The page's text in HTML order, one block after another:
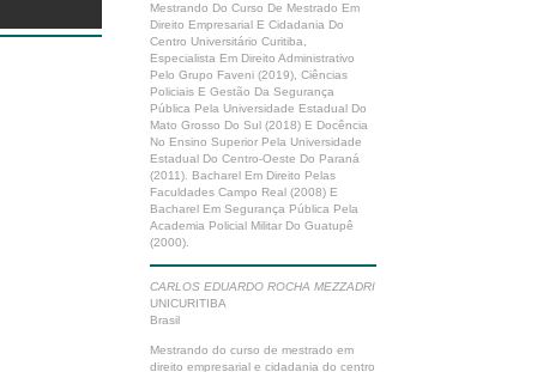
Mestrando Do Curso De Mestrado Em
Direito Empresarial E Cidadania Do
Centro Universitário Curitiba,
Especialista Em Direito Administrativo
Pelo Grupo Faveni (2019), Ciências
Policiais E Gestão Da Segurança
Pública Pela Universidade Estadual Do
Mato Grosso Do Sul (2018) E Docência
No Ensino Superior Pela Universidade
Estadual Do Centro-Oeste Do Paraná
(2011). Bacharel Em Direito Pelas
Faculdades Campo Real (2008) E
Bacharel Em Segurança Pública Pela
Academia Policial Militar Do Guatupê
(2000).
CARLOS EDUARDO ROCHA MEZZADRI
UNICURITIBA
Brasil
Mestrando do curso de mestrado em
direito empresarial e cidadania do centro